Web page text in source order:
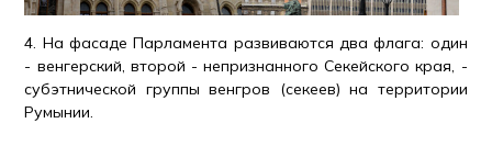
4. На фасаде Парламента развиваются два флага: один
- венгерский, второй - непризнанного Секейского края, -
субэтнической группы венгров (секеев) на территории
Румынии.